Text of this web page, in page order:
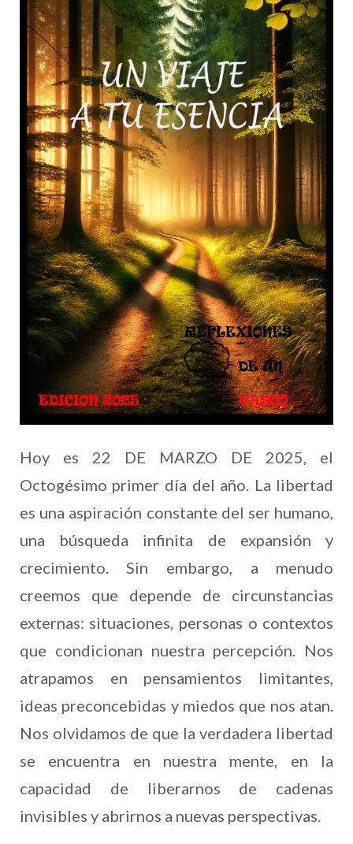
Hoy es 22 DE MARZO DE 2025, el
Octogésimo primer día del año. La libertad
es una aspiración constante del ser humano,
una búsqueda infinita de expansión y
crecimiento. Sin embargo, a menudo
creemos que depende de circunstancias
externas: situaciones, personas o contextos
que condicionan nuestra percepción. Nos
atrapamos en pensamientos limitantes,
ideas preconcebidas y miedos que nos atan.
Nos olvidamos de que la verdadera libertad
se encuentra en nuestra mente, en la
capacidad de liberarnos de cadenas
invisibles y abrirnos a nuevas perspectivas.